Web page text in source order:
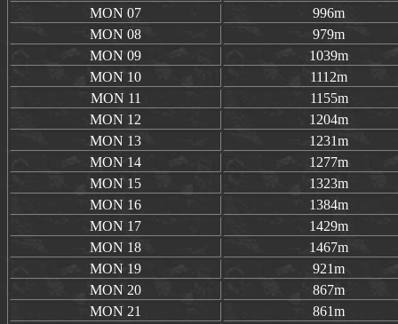
MON 07
996m
MON 08
979m
MON 09
1039m
MON 10
1112m
MON 11
1155m
MON 12
1204m
MON 13
1231m
MON 14
1277m
MON 15
1323m
MON 16
1384m
MON 17
1429m
MON 18
1467m
MON 19
921m
MON 20
867m
MON 21
861m